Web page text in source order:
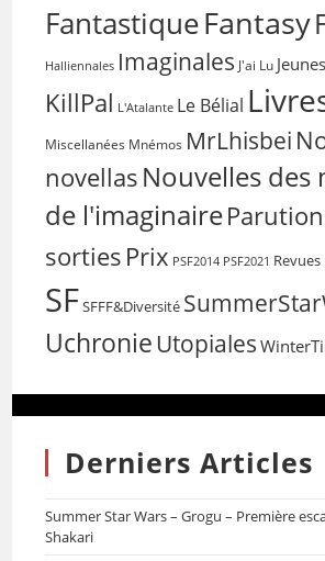
FantastiqueFantasy
Halliennales Imaginales J'ai Lu
KillPal L'Atalante Le Bélial
Miscellanées Mnémos MrLhisbei
novellas Nouvelles des
de l'imaginaire
sorties Prix PSF2014 PSF2021 Revues
SFSFFF&Diversité
Uchronie Utopiales
Derniers Articles
Summer Star Wars – Grogu – Première
Shakari